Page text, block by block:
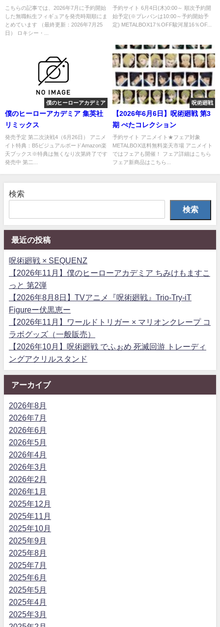
こちらの記事では、2026年7月に予約開始
した無職転生フィギュアを発売時期順にま
とめています （最終更新：2026年7月25
日） ロキシー・...
月予約開始）
予約サイト 6月4日(木)0:00～ 順次予約開
始予定(※プレバンは10:00～予約開始予
定) METALBOX17％OFF駿河屋16％OF...
僕のヒーローアカデミア
僕のヒーローアカデミア 集英社
リミックス
発売予定 第二次決戦4（6月26日） アニメ
イト特典：B5ビジュアルボードAmazon楽
天ブックス※特典は無くなり次第終了です
発売中 第二...
呪術廻戦
【2026年6月6日】呪術廻戦 第3
期 ぺたコレクション
予約サイト アニメイト★フェア対象
METALBOX送料無料楽天市場 アニメイト
ではフェアも開催！ フェア詳細はこちら
フェア新商品はこちら...
検索
検索
最近の投稿
呪術廻戦 × SEQUENZ
【2026年11月】僕のヒーローアカデミア ちみけもますこ
っと 第2弾
【2026年8月8日】TVアニメ『呪術廻戦』Trio-Try-iT
Figureー伏黒恵ー
【2026年11月】ワールドトリガー × マリオンクレープ コ
ラボグッズ（一般販売）
【2026年10月】呪術廻戦 でふぉめ 死滅回游 トレーディ
ングアクリルスタンド
アーカイブ
2026年8月
2026年7月
2026年6月
2026年5月
2026年4月
2026年3月
2026年2月
2026年1月
2025年12月
2025年11月
2025年10月
2025年9月
2025年8月
2025年7月
2025年6月
2025年5月
2025年4月
2025年3月